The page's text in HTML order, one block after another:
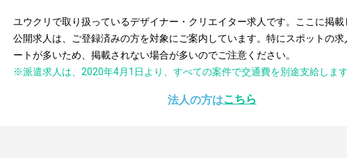
ユウクリで取り扱っているデザイナー・クリエイター求人です。ここに掲
公開求人は、ご登録済みの方を対象にご案内しています。特にスポットの求
ートが多いため、掲載されない場合が多いのでご注意ください。
※派遣求人は、2020年4月1日より、すべての案件で交通費を別途支給します
法人の方はこちら